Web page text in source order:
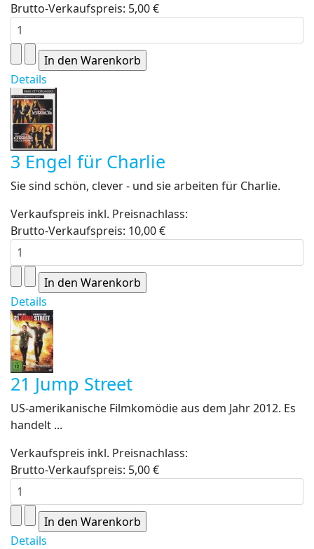
Brutto-Verkaufspreis: 5,00 €
Details
3 Engel für Charlie
Sie sind schön, clever - und sie arbeiten für Charlie.
Verkaufspreis inkl. Preisnachlass:
Brutto-Verkaufspreis: 10,00 €
Details
21 Jump Street
US-amerikanische Filmkomödie aus dem Jahr 2012. Es
handelt ...
Verkaufspreis inkl. Preisnachlass:
Brutto-Verkaufspreis: 5,00 €
Details